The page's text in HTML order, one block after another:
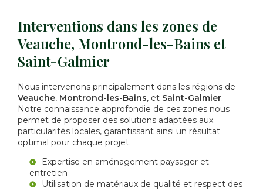
Interventions dans les zones de
Veauche, Montrond-les-Bains et
Saint-Galmier
Nous intervenons principalement dans les régions de
Veauche, Montrond-les-Bains, et Saint-Galmier.
Notre connaissance approfondie de ces zones nous
permet de proposer des solutions adaptées aux
particularités locales, garantissant ainsi un résultat
optimal pour chaque projet.
Expertise en aménagement paysager et
entretien
Utilisation de matériaux de qualité et respect des